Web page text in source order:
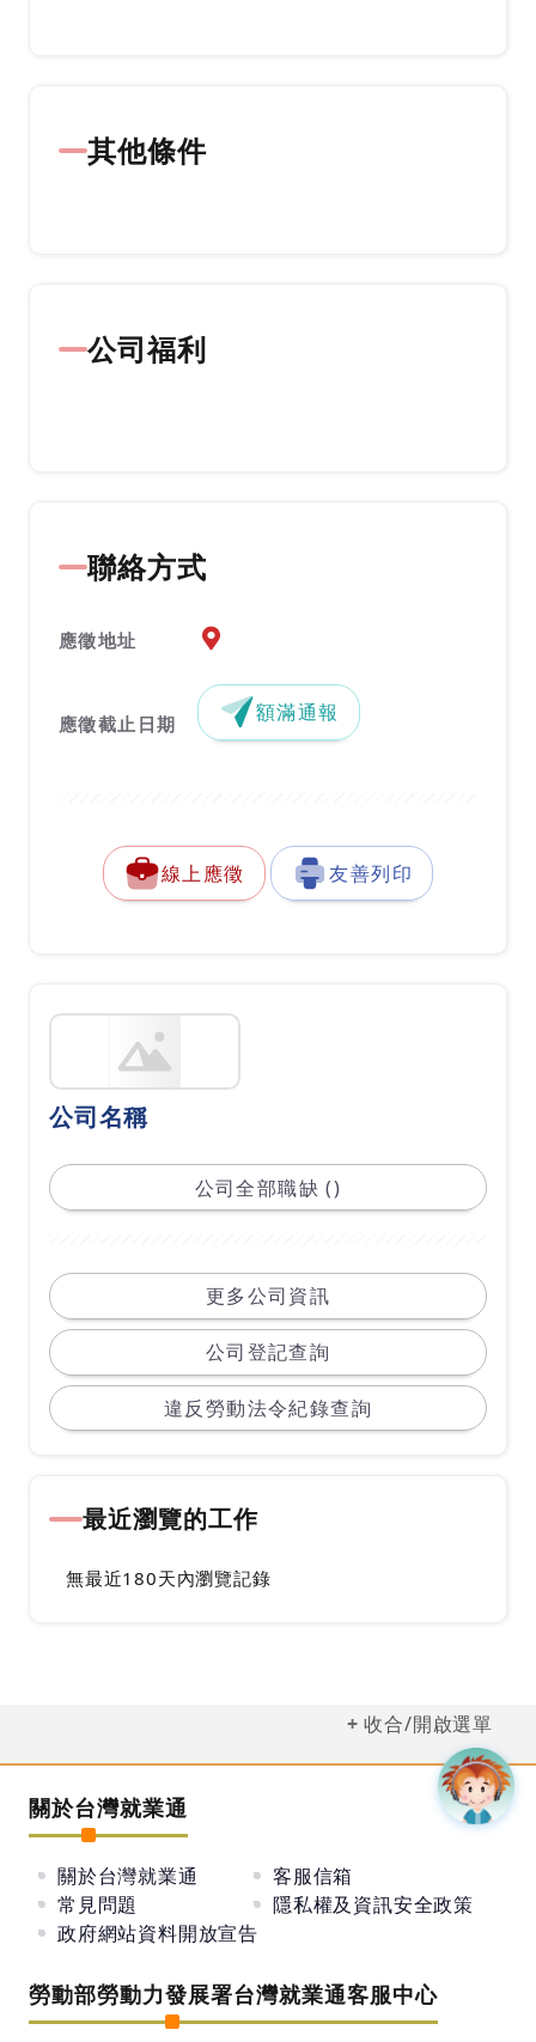
其他條件
公司福利
聯絡方式
應徵地址 應徵地址地圖『另開新視窗』
應徵截止日期 額滿通報
線上應徵 友善列印
公司名稱
公司全部職缺 ()
更多公司資訊
公司登記查詢
違反勞動法令紀錄查詢
最近瀏覽的工作
無最近180天內瀏覽記錄
收合/開啟選單
關於台灣就業通
關於台灣就業通
客服信箱
常見問題
隱私權及資訊安全政策
政府網站資料開放宣告
勞動部勞動力發展署台灣就業通客服中心